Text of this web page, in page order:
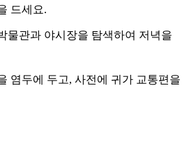
드세요.
물관과 야시장을 탐색하여 저녁을
염두에 두고, 사전에 귀가 교통편을